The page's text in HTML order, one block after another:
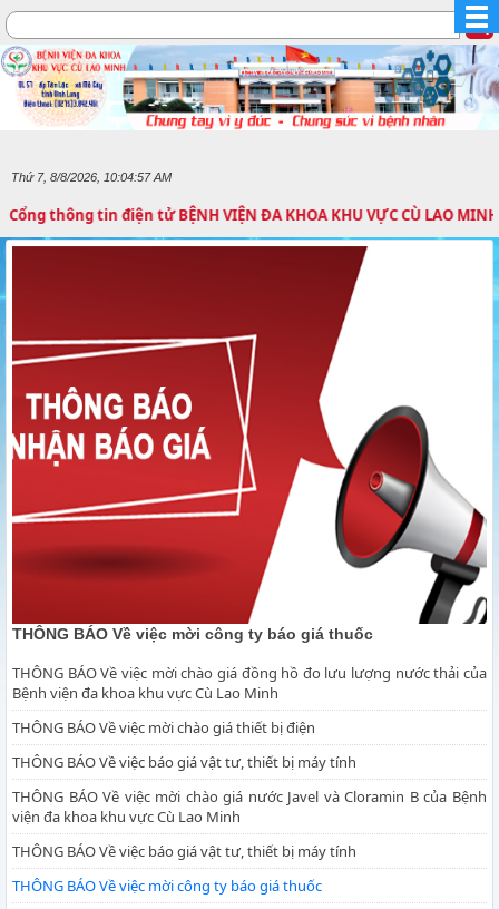
Thứ 7, 8/8/2026, 10:04:58 AM
tin điện tử BỆNH VIỆN ĐA KHOA KHU VỰC CÙ LAO MINH
THÔNG BÁO Về việc mời công ty báo giá thuốc
THÔNG BÁO Về việc mời chào giá đồng hồ đo lưu lượng nước thải của
Bệnh viện đa khoa khu vực Cù Lao Minh
THÔNG BÁO Về việc mời chào giá thiết bị điện
THÔNG BÁO Về việc báo giá vật tư, thiết bị máy tính
THÔNG BÁO Về việc mời chào giá nước Javel và Cloramin B của Bệnh
viện đa khoa khu vực Cù Lao Minh
THÔNG BÁO Về việc báo giá vật tư, thiết bị máy tính
THÔNG BÁO Về việc mời công ty báo giá thuốc